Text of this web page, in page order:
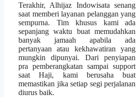
Terakhir, Alhijaz Indowisata senang
saat memberi layanan pelanggan yang
sempurna. Tim khusus kami ada
sepanjang waktu buat memudahkan
banyak jamaah apabila ada
pertanyaan atau kekhawatiran yang
mungkin dipunyai. Dari penyiapan
pra pemberangkatan sampai support
saat Haji, kami berusaha buat
memastikan jika setiap segi perjalanan
diurus baik.